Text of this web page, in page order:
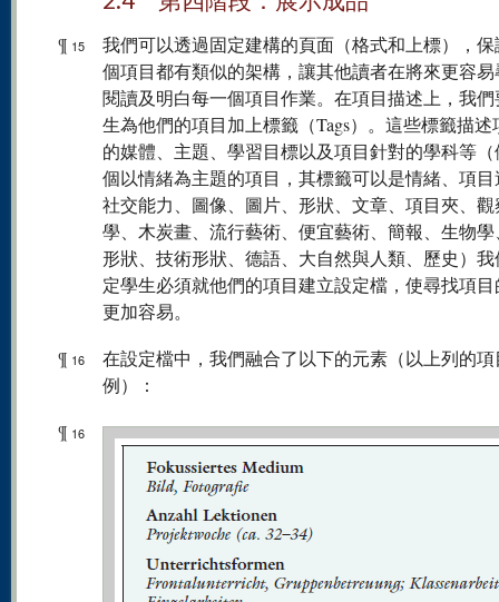
¶ 15
我們可以透過固定建構的頁面（格式和上標），
個項目都有類似的架構，讓其他讀者在將來更容
閱讀及明白每一個項目作業。在項目描述上，我
生為他們的項目加上標籤（Tags）。這些標籤描述
的媒體、主題、學習目標以及項目針對的學科等
個以情緒為主題的項目，其標籤可以是情緒、項
社交能力、圖像、圖片、形狀、文章、項目夾、
學、木炭畫、流行藝術、便宜藝術、簡報、生物
形狀、技術形狀、德語、大自然與人類、歷史）
定學生必須就他們的項目建立設定檔，使尋找項
更加容易。
¶ 16
在設定檔中，我們融合了以下的元素（以上列的項
例）：
¶ 16